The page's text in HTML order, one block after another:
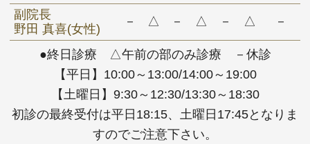
●終日診療 △午前の部のみ診療 －休診
【平日】10:00～13:00/14:00～19:00
【土曜日】9:30～12:30/13:30～18:30
初診の最終受付は平日18:15、土曜日17:45となりま
すのでご注意下さい。
副院長
野田 真喜(女性)
－ △ － △ － △ －